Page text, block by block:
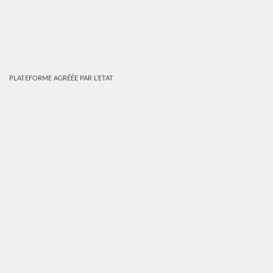
PLATEFORME AGRÉÉE PAR L’ETAT